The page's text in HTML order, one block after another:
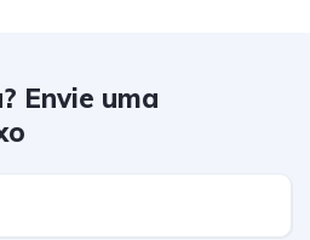
Envie uma